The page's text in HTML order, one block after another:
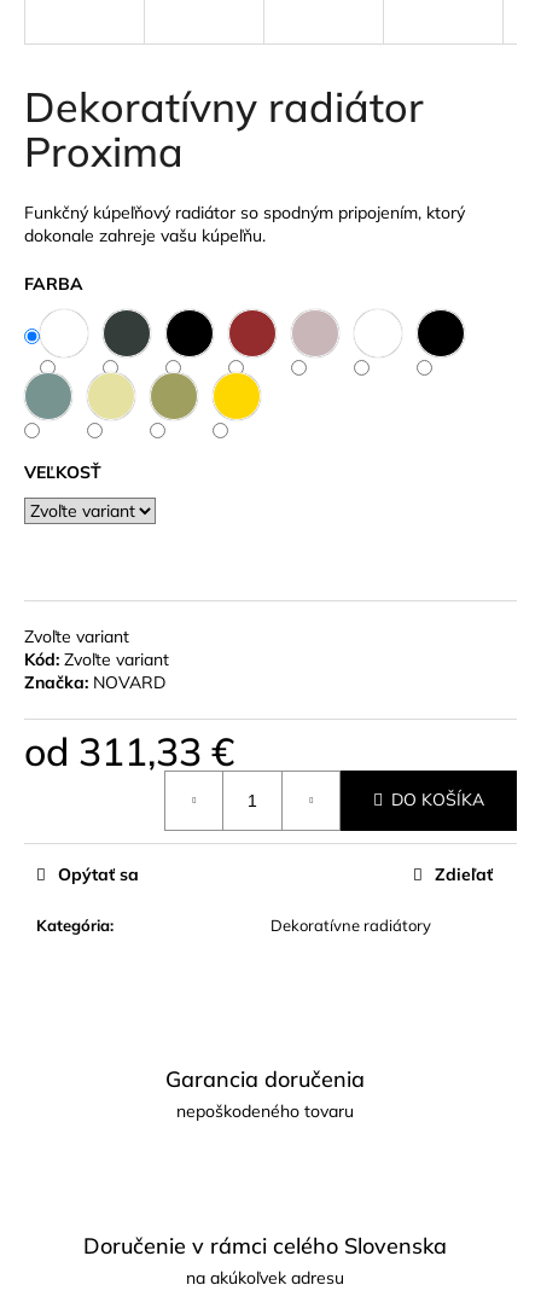
Dekoratívny radiátor
Proxima
Funkčný kúpeľňový radiátor so spodným pripojením, ktorý
dokonale zahreje vašu kúpeľňu.
FARBA
VEĽKOSŤ
Zvoľte variant
Kód: Zvoľte variant
Značka: NOVARD
od 311,33 €
DO KOŠÍKA
Kategória: Dekoratívne radiátory
Opýtať sa Zdieľať
Garancia doručenia
nepoškodeného tovaru
Doručenie v rámci celého Slovenska
na akúkoľvek adresu
s
ť
?
O
d
p
o
r
ú
m
e
UHLOVÝ
TERMOSTATICKÝ
RADIÁTOROVÝ
VENTIL
€